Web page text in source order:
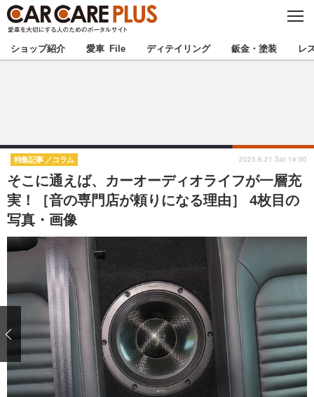
C
S
E
★カーケアプラス認定★ 厳選プロショップを地域から探す
甲信越 北陸
東海 関西
中国
九州 沖縄
注目の記事
ショップレポート 愛車 File
自動車豆知識 ストップ！不具合修理＆粗悪修理
鈑金・塗装
ディテイリング
ディテイリング 洗車
ヘッドライト磨き コーティング
鈑金・塗装
小キズ直し 防錆
特集記事
ショップ紹介 愛車 File ディテイリング 鈑金・塗装 レ
そこに通えば、カーオーディオライフが一層充
実！［音の専門店が頼りになる理由］ 4枚目の
写真・画像
特集記事 コラム 2025.6.21 Sat 14:00